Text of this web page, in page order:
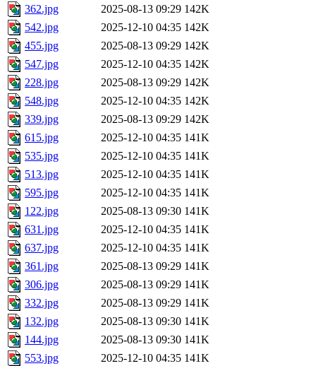
362.jpg
2025-08-13 09:29 142K
542.jpg
2025-12-10 04:35 142K
455.jpg
2025-08-13 09:29 142K
547.jpg
2025-12-10 04:35 142K
228.jpg
2025-08-13 09:29 142K
548.jpg
2025-12-10 04:35 142K
339.jpg
2025-08-13 09:29 142K
615.jpg
2025-12-10 04:35 141K
535.jpg
2025-12-10 04:35 141K
513.jpg
2025-12-10 04:35 141K
595.jpg
2025-12-10 04:35 141K
122.jpg
2025-08-13 09:30 141K
631.jpg
2025-12-10 04:35 141K
637.jpg
2025-12-10 04:35 141K
361.jpg
2025-08-13 09:29 141K
306.jpg
2025-08-13 09:29 141K
332.jpg
2025-08-13 09:29 141K
132.jpg
2025-08-13 09:30 141K
144.jpg
2025-08-13 09:30 141K
553.jpg
2025-12-10 04:35 141K